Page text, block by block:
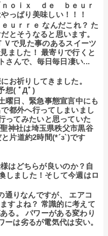
ｏｉｘ ｄｅ ｂｅｕｒ
っぱり美味しい！！！
ｕｒｒｅ なんだこれ？ た
とそうなると思います。
Ｖで見た事のあるスイーツ
ました！ 最寄りで行くと
さんで、毎日毎日凄い...
お祈りしてきました。
想( ﾟДﾟ)
曜日、緊急事態宣言中にも
都外へ行ってしまいまし
ってみたいと思っていた
神社は埼玉県秩父市黒谷
片道約2時間(*´з`)です
はどちらが良いのか？自
しました！そして今週はロ
通りなんですが、 エアコ
すよね？ 常識的に考えて
る。 パワーがある変わり
は劣るが電気代は安い。